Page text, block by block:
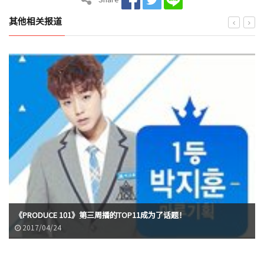
其他相关报道
《PRODUCE 101》第三周播的TOP11成为了话题！
2017/04/24